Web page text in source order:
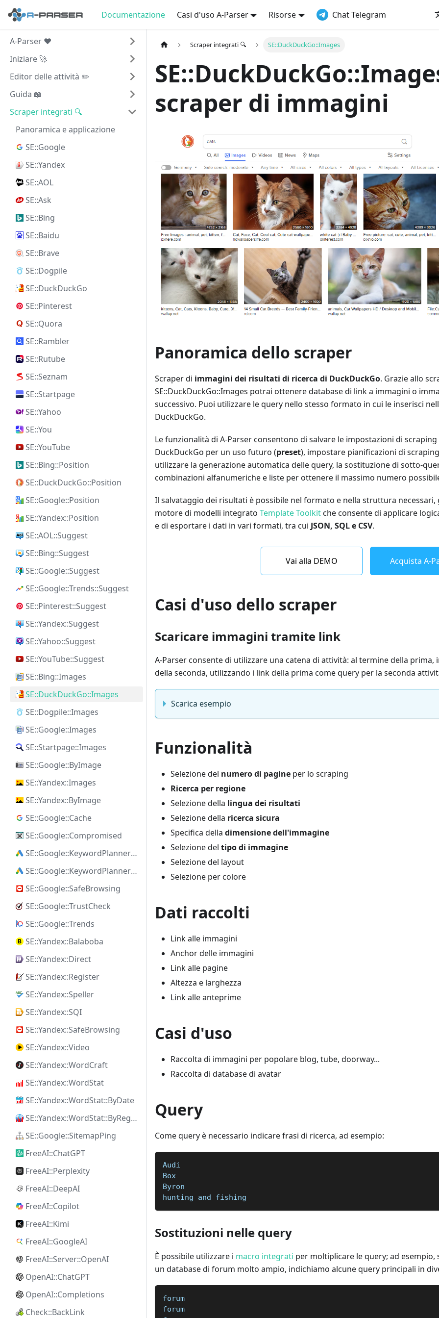
Documentazione Casi d'uso A-Parser Risorse Chat Telegram
A-Parser ❤️
Iniziare 🚀
Editor delle attività ✏️
Guida 📖
Scraper integrati 🔍
Panoramica e applicazione
SE::Google
SE::Yandex
SE::AOL
SE::Ask
SE::Bing
SE::Baidu
SE::Brave
SE::Dogpile
SE::DuckDuckGo
SE::Pinterest
SE::Quora
SE::Rambler
SE::Rutube
SE::Seznam
SE::Startpage
SE::Yahoo
SE::You
SE::YouTube
SE::Bing::Position
SE::DuckDuckGo::Position
SE::Google::Position
SE::Yandex::Position
SE::AOL::Suggest
SE::Bing::Suggest
SE::Google::Suggest
SE::Google::Trends::Suggest
SE::Pinterest::Suggest
SE::Yandex::Suggest
SE::Yahoo::Suggest
SE::YouTube::Suggest
SE::Bing::Images
SE::DuckDuckGo::Images
SE::Dogpile::Images
SE::Google::Images
SE::Startpage::Images
SE::Google::ByImage
SE::Yandex::Images
SE::Yandex::ByImage
SE::Google::Cache
SE::Google::Compromised
SE::Google::KeywordPlanner::Ideas
SE::Google::KeywordPlanner::SearchVolume
SE::Google::SafeBrowsing
SE::Google::TrustCheck
SE::Google::Trends
SE::Yandex::Balaboba
SE::Yandex::Direct
SE::Yandex::Register
SE::Yandex::Speller
SE::Yandex::SQI
SE::Yandex::SafeBrowsing
SE::Yandex::Video
SE::Yandex::WordCraft
SE::Yandex::WordStat
SE::Yandex::WordStat::ByDate
SE::Yandex::WordStat::ByRegion
SE::Google::SitemapPing
FreeAI::ChatGPT
FreeAI::Perplexity
FreeAI::DeepAI
FreeAI::Copilot
FreeAI::Kimi
FreeAI::GoogleAI
FreeAI::Server::OpenAI
OpenAI::ChatGPT
OpenAI::Completions
Check::BackLink
Scraper integrati 🔍 SE::DuckDuckGo::Images
scraper di immagini
Panoramica dello scraper
Scraper di immagini dei risultati di ricerca di DuckDuckGo. Grazie allo
SE::DuckDuckGo::Images potrai ottenere database di link a immagini o
successivo. Puoi utilizzare le query nello stesso formato in cui le inserisci
DuckDuckGo.
Le funzionalità di A-Parser consentono di salvare le impostazioni di
DuckDuckGo per un uso futuro (preset), impostare pianificazioni di
utilizzare la generazione automatica delle query, la sostituzione di sotto-
combinazioni alfanumeriche e liste per ottenere il massimo numero
Il salvataggio dei risultati è possibile nel formato e nella struttura necessari,
motore di modelli integrato Template Toolkitche consente di applicare
e di esportare i dati in vari formati, tra cui JSON, SQL e CSV.
Vai alla DEMO Acquista A-
Casi d'uso dello scraper
Scaricare immagini tramite link
A-Parser consente di utilizzare una catena di attività: al termine della prima,
della seconda, utilizzando i link della prima come query per la seconda
Scarica esempio
Funzionalità
Selezione del numero di pagine per lo scraping
Ricerca per regione
Selezione della lingua dei risultati
Selezione della ricerca sicura
Specifica della dimensione dell'immagine
Selezione del tipo di immagine
Selezione del layout
Selezione per colore
Dati raccolti
Link alle immagini
Anchor delle immagini
Link alle pagine
Altezza e larghezza
Link alle anteprime
Casi d'uso
Raccolta di immagini per popolare blog, tube, doorway...
Raccolta di database di avatar
Query
Come query è necessario indicare frasi di ricerca, ad esempio:
Audi
Box
Byron
hunting and fishing
Sostituzioni nelle query
È possibile utilizzare i macro integrati per moltiplicare le query; ad
un database di forum molto ampio, indichiamo alcune query principali in
forum
forum